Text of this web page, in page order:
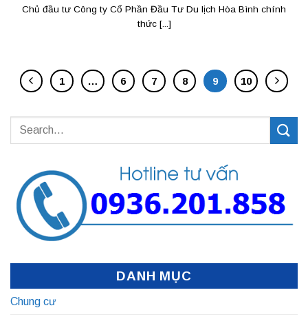
Chủ đầu tư Công ty Cổ Phần Đầu Tư Du lịch Hòa Bình chính
thức [...]
1 … 6 7 8 9 10
DANH MỤC
Chung cư